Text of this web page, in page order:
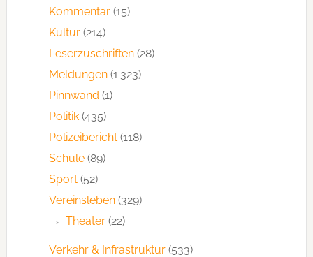
Kommentar(15)
Kultur(214)
Leserzuschriften(28)
Meldungen(1.323)
Pinnwand (1)
Politik(435)
Polizeibericht(118)
Schule(89)
Sport(52)
Vereinsleben(329)
Theater(22)
Verkehr & Infrastruktur(533)